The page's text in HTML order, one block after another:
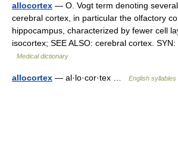
allocortex — O. Vogt term denoting
cerebral cortex, in particular the olfactory
hippocampus, characterized by fewer cell
isocortex; SEE ALSO: cerebral cortex.
Medical dictionary
allocortex — al·lo·cor·tex … English syllables